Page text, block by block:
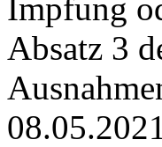
Impfung
Absatz 3